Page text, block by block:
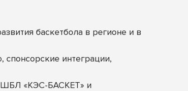
баскетбола в регионе и в
спонсорские интеграции,
ШБЛ «КЭС-БАСКЕТ» и